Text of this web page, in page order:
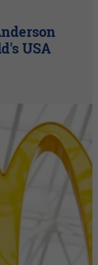
USA